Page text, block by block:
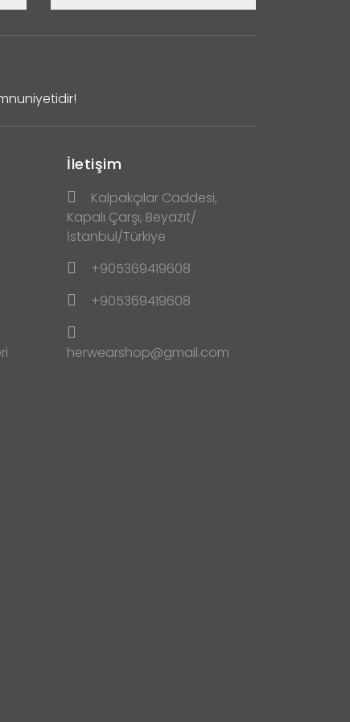
İletişim
Kalpakçılar Caddesi,
Kapalı Çarşı, Beyazıt/
İstanbul/Türkiye
+905369419608
+905369419608
herwearshop@gmail.com